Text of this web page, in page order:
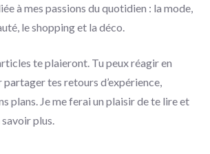
à mes passions du quotidien : la mode,
le shopping et la déco.
te plaieront. Tu peux réagir en
tes retours d’expérience,
plans. Je me ferai un plaisir de te lire et
savoir plus